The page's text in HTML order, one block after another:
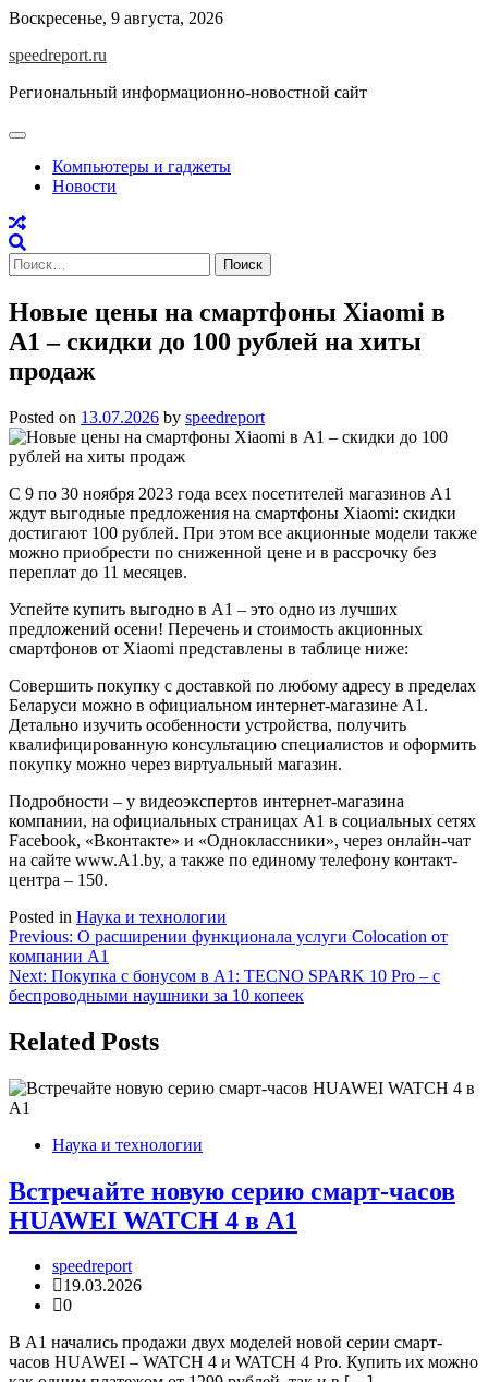
Skip
content
Воскресенье, 9 августа, 2026
speedreport.ru
Региональный информационно-новостной сайт
Компьютеры и гаджеты
Новости
Найти:
Новые цены на смартфоны Xiaomi в
А1 – скидки до 100 рублей на хиты
продаж
Posted on 13.07.2026 by speedreport
С 9 по 30 ноября 2023 года всех посетителей магазинов А1
ждут выгодные предложения на смартфоны Xiaomi: скидки
достигают 100 рублей. При этом все акционные модели также
можно приобрести по сниженной цене и в рассрочку без
переплат до 11 месяцев.
Успейте купить выгодно в А1 – это одно из лучших
предложений осени! Перечень и стоимость акционных
смартфонов от Xiaomi представлены в таблице ниже:
Совершить покупку с доставкой по любому адресу в пределах
Беларуси можно в официальном интернет-магазине А1.
Детально изучить особенности устройства, получить
квалифицированную консультацию специалистов и оформить
покупку можно через виртуальный магазин.
Подробности – у видеоэкспертов интернет-магазина
компании, на официальных страницах A1 в социальных сетях
Facebook, «Вконтакте» и «Одноклассники», через онлайн-чат
на сайте www.A1.by, а также по единому телефону контакт-
центра – 150.
Posted in Наука и технологии
Навигация
по
записям
Previous: О расширении функционала услуги Colocation от
компании А1
Next: Покупка с бонусом в А1: TECNO SPARK 10 Pro – с
беспроводными наушники за 10 копеек
Related Posts
Наука и технологии
Встречайте новую серию смарт-часов
HUAWEI WATCH 4 в А1
speedreport
19.03.2026
0
В А1 начались продажи двух моделей новой серии смарт-
часов HUAWEI – WATCH 4 и WATCH 4 Pro. Купить их можно